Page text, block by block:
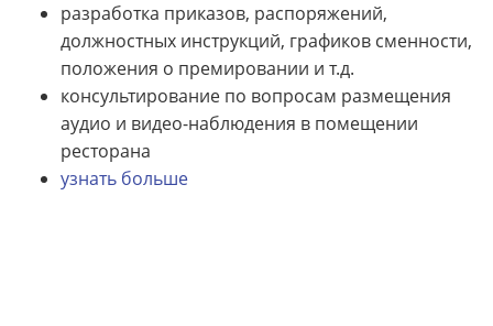
разработка приказов, распоряжений,
должностных инструкций, графиков сменности,
положения о премировании и т.д.
консультирование по вопросам размещения
аудио и видео-наблюдения в помещении
ресторана
узнать больше